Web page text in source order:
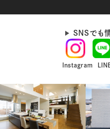
SNSでも
Instagram